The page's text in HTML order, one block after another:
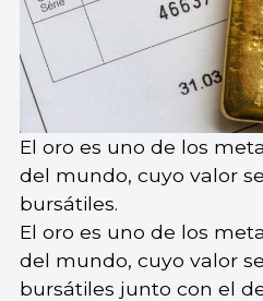
El oro es uno de los
del mundo, cuyo valor
bursátiles.
El oro es uno de los
del mundo, cuyo valor
bursátiles junto con el